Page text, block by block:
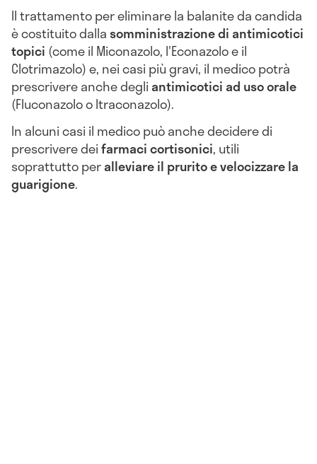
Il trattamento per eliminare la balanite da candida
è costituito dallasomministrazione di antimicotici
topici (come il Miconazolo, l'Econazolo e il
Clotrimazolo) e, nei casi più gravi, il medico potrà
prescrivere anche degliantimicotici ad uso orale
(Fluconazolo o Itraconazolo).
In alcuni casi il medico può anche decidere di
prescrivere deifarmaci cortisonici, utili
soprattutto peralleviare il prurito e velocizzare la
guarigione.